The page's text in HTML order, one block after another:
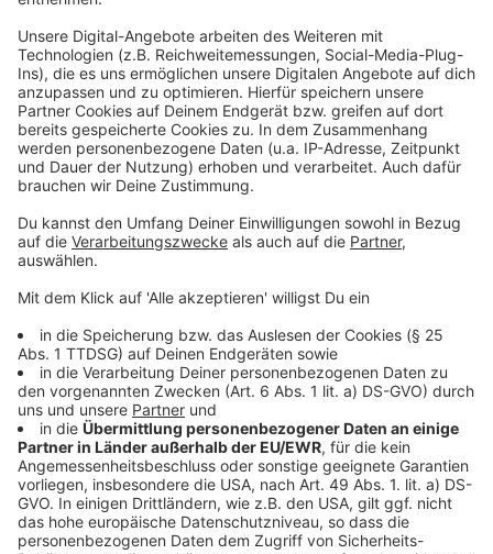
Die 8 Esslöffel Olivenöl sind eine ungefähre
Mengenabgabe - je nach Größe der Pfanne sollte
der ganze Boden bedeckt sein. Es sollte vor allem
nicht zu wenig Öl sein, denn das Öl und dass
ausgelassene Fett von der Wurst sind ja die Soße
Anzeige
Das ist der Kitchen Club by Nelson Müller:
Anzeige
Bei euch läuft das Radio in der Küche, bei uns die
Küche im Radio. Starkoch Nelson Müller lädt uns
exklusiv in seinen Kitchen Club ein. Ab sofort versorgt
er uns täglich mit raffinierten Rezepten zum
Nachkochen oder Nachkochen lassen. Nelson nimmt